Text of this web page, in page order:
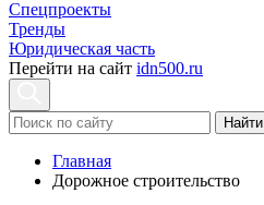
Спецпроекты
Тренды
Юридическая часть
Перейти на сайт idn500.ru
Найти
Главная
Дорожное строительство